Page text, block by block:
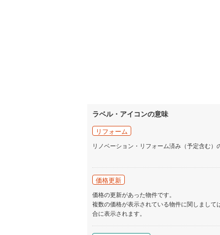
ラベル・アイコンの意味
リフォーム
リノベーション・リフォーム済み（予定含む）
価格更新
価格の更新があった物件です。
複数の価格が表示されている物件に関しまし
合に表示されます。